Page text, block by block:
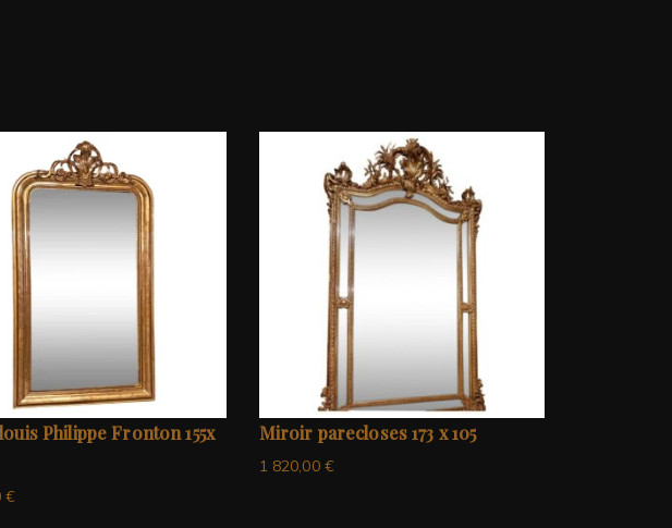
Philippe Fronton 155x
€
Miroir parecloses 173 x 105
1 820,00 €